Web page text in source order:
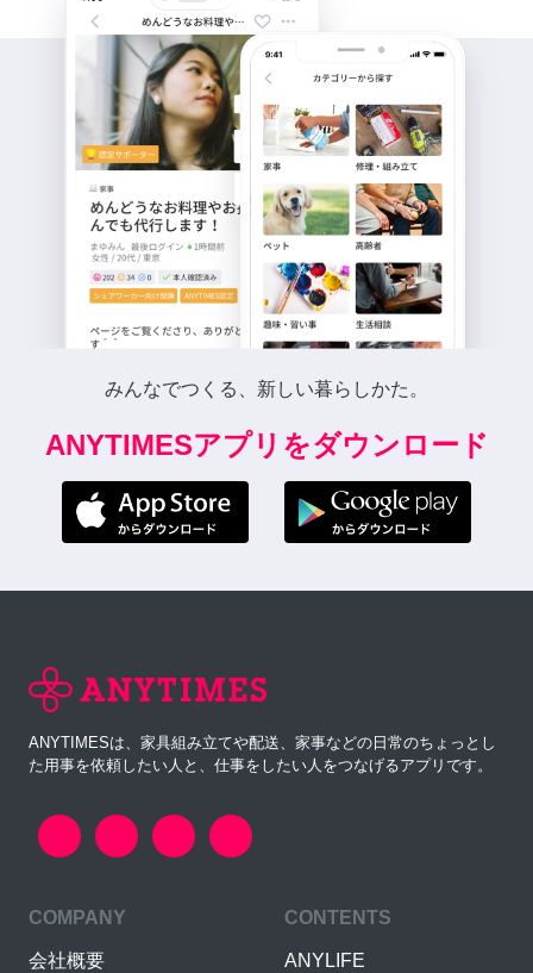
みんなでつくる、新しい暮らしかた。
ANYTIMESアプリをダウンロード
ANYTIMESは、家具組み立てや配送、家事などの日常のちょっとし
た用事を依頼したい人と、仕事をしたい人をつなげるアプリです。
COMPANY
会社概要
CONTENTS
ANYLIFE